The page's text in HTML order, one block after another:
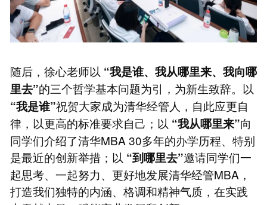
随后，徐心老师以 “我是谁、我从哪里来、我向哪
里去”的三个哲学基本问题为引，为新生致辞。以
“我是谁”祝贺大家成为清华经管人，自此应更自
律，以更高的标准要求自己；以 “我从哪里来”向
同学们介绍了清华MBA 30多年的办学历程、特别
是最近的创新举措；以 “到哪里去”邀请同学们一
起思考、一起努力、更好地发展清华经管MBA，
打造我们独特的内涵、格调和精神气质，在实践